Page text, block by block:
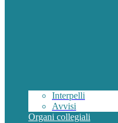
Interpelli
Avvisi
Organi collegiali